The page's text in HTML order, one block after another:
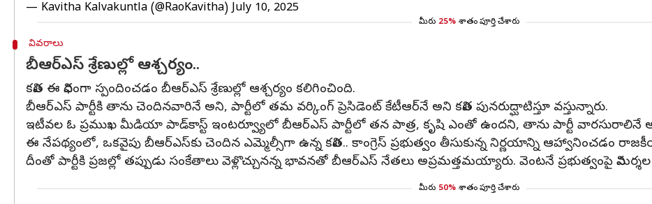
— Kavitha Kalvakuntla (@RaoKavitha)July 10, 2025
మీరు 25% శాతం పూర్తి చేశారు
వివరాలు
బీఆర్‌ఎస్ శ్రేణుల్లో ఆశ్చర్యం..
కవిత ఈ విధంగా స్పందించడం బీఆర్‌ఎస్ శ్రేణుల్లో ఆశ్చర్యం కలిగించింది.
బీఆర్‌ఎస్ పార్టీకి తాను చెందినవారినే అని, పార్టీలో తమ వర్కింగ్ ప్రెసిడెంట్ కేటీఆర్‌నే అని కవిత పునరుద్ఘాటిస్తూ వస్తున్నారు.
ఇటీవల ఓ ప్రముఖ మీడియా పాడ్‌కాస్ట్ ఇంటర్వ్యూలో బీఆర్‌ఎస్ పార్టీలో తన పాత్ర, కృషి ఎంతో ఉందని, తాను పార్టీ వారసురాలినే
ఈ నేపథ్యంలో, ఒకవైపు బీఆర్‌ఎస్‌కు చెందిన ఎమ్మెల్సీగా ఉన్న కవిత.. కాంగ్రెస్ ప్రభుత్వం తీసుకున్న నిర్ణయాన్ని ఆహ్వానించడం
దీంతో పార్టీకి ప్రజల్లో తప్పుడు సంకేతాలు వెళ్లొచ్చునన్న భావనతో బీఆర్‌ఎస్ నేతలు అప్రమత్తమయ్యారు. వెంటనే ప్రభుత్వంపై
మీరు 50% శాతం పూర్తి చేశారు